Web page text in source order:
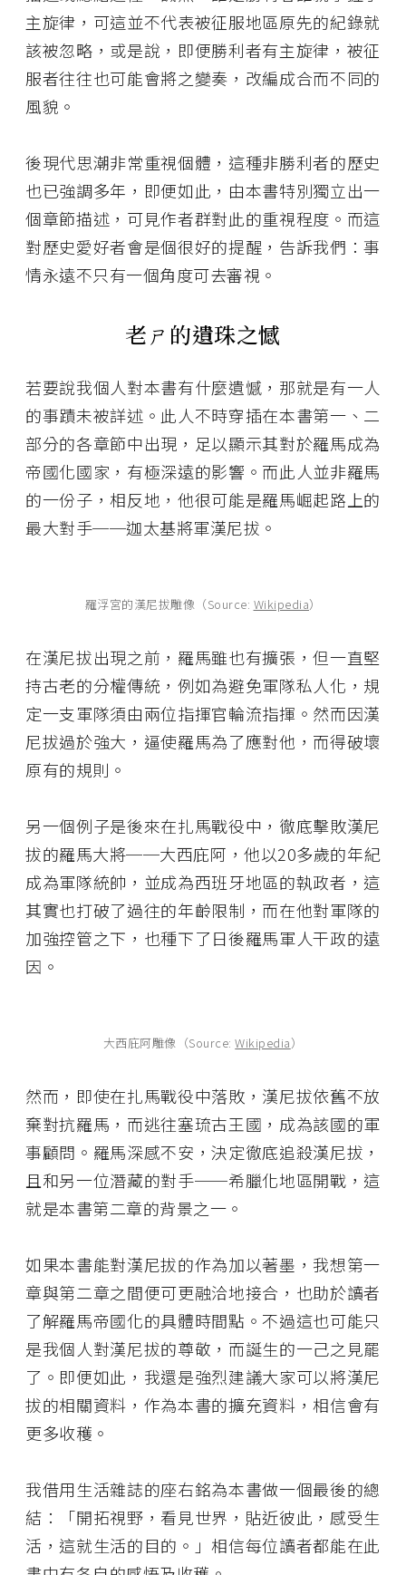
主旋律，可這並不代表被征服地區原先的紀錄就
該被忽略，或是說，即便勝利者有主旋律，被征
服者往往也可能會將之變奏，改編成合而不同的
風貌。
後現代思潮非常重視個體，這種非勝利者的歷史
也已強調多年，即便如此，由本書特別獨立出一
個章節描述，可見作者群對此的重視程度。而這
對歷史愛好者會是個很好的提醒，告訴我們：事
情永遠不只有一個角度可去審視。
老ㄕ的遺珠之憾
若要說我個人對本書有什麼遺憾，那就是有一人
的事蹟未被詳述。此人不時穿插在本書第一、二
部分的各章節中出現，足以顯示其對於羅馬成為
帝國化國家，有極深遠的影響。而此人並非羅馬
的一份子，相反地，他很可能是羅馬崛起路上的
最大對手──迦太基將軍漢尼拔。
羅浮宮的漢尼拔雕像（Source: Wikipedia）
在漢尼拔出現之前，羅馬雖也有擴張，但一直堅
持古老的分權傳統，例如為避免軍隊私人化，規
定一支軍隊須由兩位指揮官輪流指揮。然而因漢
尼拔過於強大，逼使羅馬為了應對他，而得破壞
原有的規則。
另一個例子是後來在扎馬戰役中，徹底擊敗漢尼
拔的羅馬大將──大西庇阿，他以20多歲的年紀
成為軍隊統帥，並成為西班牙地區的執政者，這
其實也打破了過往的年齡限制，而在他對軍隊的
加強控管之下，也種下了日後羅馬軍人干政的遠
因。
大西庇阿雕像（Source:Wikipedia）
然而，即使在扎馬戰役中落敗，漢尼拔依舊不放
棄對抗羅馬，而逃往塞琉古王國，成為該國的軍
事顧問。羅馬深感不安，決定徹底追殺漢尼拔，
且和另一位潛藏的對手──希臘化地區開戰，這
就是本書第二章的背景之一。
如果本書能對漢尼拔的作為加以著墨，我想第一
章與第二章之間便可更融洽地接合，也助於讀者
了解羅馬帝國化的具體時間點。不過這也可能只
是我個人對漢尼拔的尊敬，而誕生的一己之見罷
了。即便如此，我還是強烈建議大家可以將漢尼
拔的相關資料，作為本書的擴充資料，相信會有
更多收穫。
我借用生活雜誌的座右銘為本書做一個最後的總
結：「開拓視野，看見世界，貼近彼此，感受生
活，這就生活的目的。」相信每位讀者都能在此